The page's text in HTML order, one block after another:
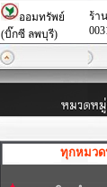
ออมทรัพย์
(บิ๊กซี ลพบุรี)
ร้า
ทุกหมวด